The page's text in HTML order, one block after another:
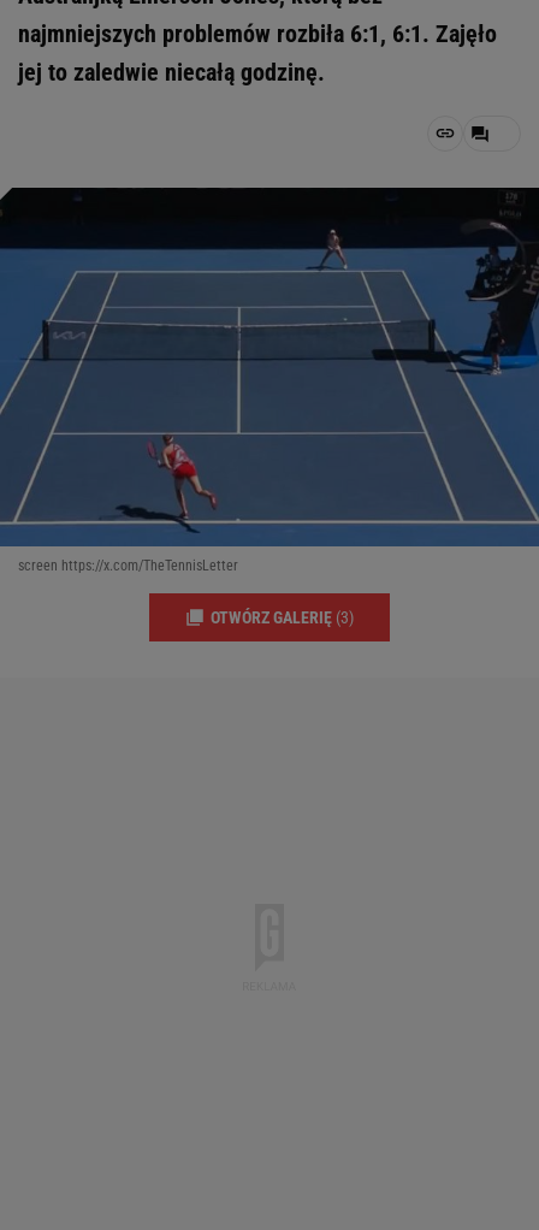
najmniejszych problemów rozbiła 6:1, 6:1. Zajęło
jej to zaledwie niecałą godzinę.
screen https://x.com/TheTennisLetter
OTWÓRZ GALERIĘ (3)